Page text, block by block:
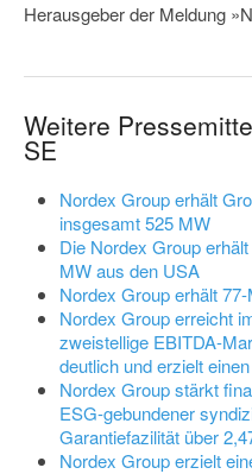
Herausgeber der Meldung
Weitere
SE
Nordex Group erhält
insgesamt 525 MW
Die Nordex Group
MW aus den USA
Nordex Group erhält
Nordex Group erreicht
zweistellige EBITDA-
deutlich und erzielt
Nordex Group stärkt
ESG-gebundener
Garantiefazilität über
Nordex Group erzielt